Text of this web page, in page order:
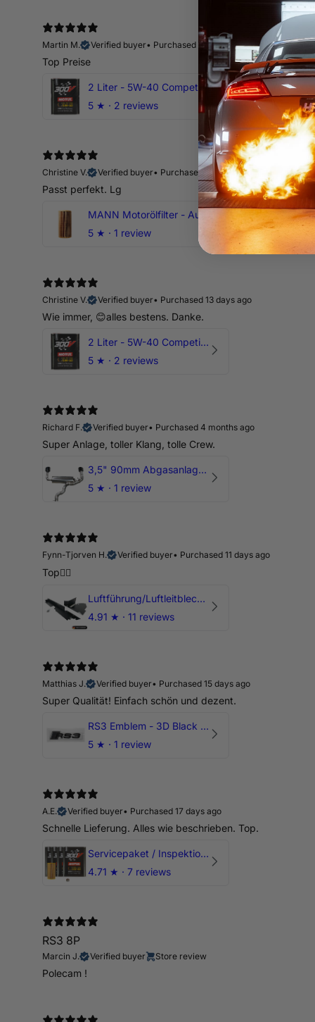
Martin M.
Verified buyer• Purchased 10 days ago
Top Preise
2 Liter - 5W-40 Competition 300V Motul Motoröl
5 ★ · 2 reviews
Christine V.
Verified buyer• Purchased 13 days ago
Passt perfekt. Lg
5 ★ · 1 review
Christine V.
Verified buyer• Purchased 13 days ago
Wie immer, 😊alles bestens. Danke.
2 Liter - 5W-40 Competition 300V Motul Motoröl
5 ★ · 2 reviews
Richard F.
Verified buyer• Purchased 4 months ago
Super Anlage, toller Klang, tolle Crew.
3,5" 90mm Abgasanlage AUDI RSQ3 DNWA 2.5 TFSI
5 ★ · 1 review
Fynn-Tjorven H.
Verified buyer• Purchased 11 days ago
Top👍🏼
Luftführung/Luftleitblech 5" 125mm offene Ansaugung HPerformance
4.91 ★ · 11 reviews
Matthias J.
Verified buyer• Purchased 15 days ago
Super Qualität! Einfach schön und dezent.
RS3 Emblem - 3D Black Edition - Schwarz/Schwarz Logo Modellschriftzug
5 ★ · 1 review
A.E.
Verified buyer• Purchased 17 days ago
Schnelle Lieferung. Alles wie beschrieben. Top.
Servicepaket / Inspektionspaket 1 mit Motul 300V 5W40 - 5W50 für alle 2.5 TFSI Modelle
4.71 ★ · 7 reviews
RS3 8P
Marcin J. Verified buyer Store review
Polecam !